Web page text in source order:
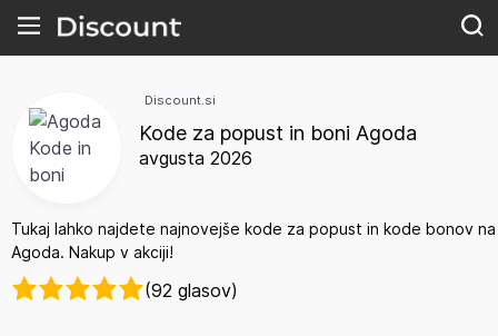
Discount.si
Kode za popust in boni Agoda
avgusta 2026
Tukaj lahko najdete najnovejše kode za popust in kode bonov na
Agoda. Nakup v akciji!
(92 glasov)